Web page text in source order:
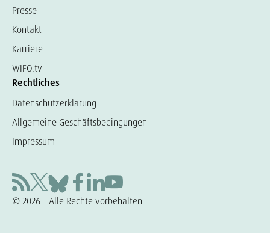
Presse
Kontakt
Karriere
WIFO.tv
Rechtliches
Datenschutzerklärung
Allgemeine Geschäftsbedingungen
Impressum
© 2026 – Alle Rechte vorbehalten